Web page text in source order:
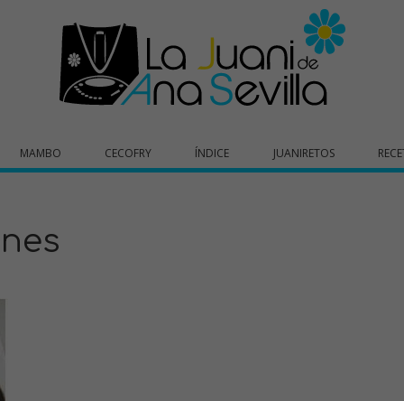
MAMBO CECOFRY ÍNDICE JUANIRETOS